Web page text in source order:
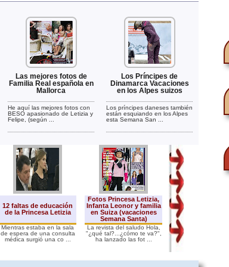
Las mejores fotos de
Familia Real española en
Mallorca
He aquí las mejores fotos con
BESO apasionado de Letizia y
Felipe, (según ...
Los Príncipes de
Dinamarca Vacaciones
en los Alpes suizos
Los príncipes daneses también
están esquiando en los Alpes
esta Semana San ...
12 faltas de educación
de la Princesa Letizia
Mientras estaba en la sala
de espera de una consulta
médica surgió una co ...
Fotos Princesa Letizia,
Infanta Leonor y familia
en Suiza (vacaciones
Semana Santa)
La revista del saludo Hola,
"¿qué tal?...¿cómo te va?",
ha lanzado las fot ...
Trucos de Letizia
cuidar su imagen
Más y mejor en
operaciones de